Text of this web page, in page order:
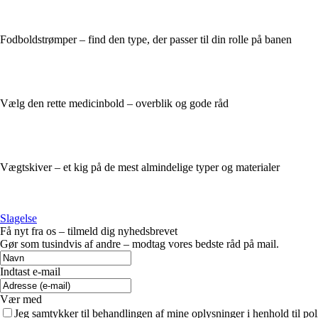
Fodboldstrømper – find den type, der passer til din rolle på banen
Vælg den rette medicinbold – overblik og gode råd
Vægtskiver – et kig på de mest almindelige typer og materialer
Slagelse
Få nyt fra os – tilmeld dig nyhedsbrevet
Gør som tusindvis af andre – modtag vores bedste råd på mail.
Indtast e-mail
Vær med
Jeg samtykker til behandlingen af mine oplysninger i henhold til